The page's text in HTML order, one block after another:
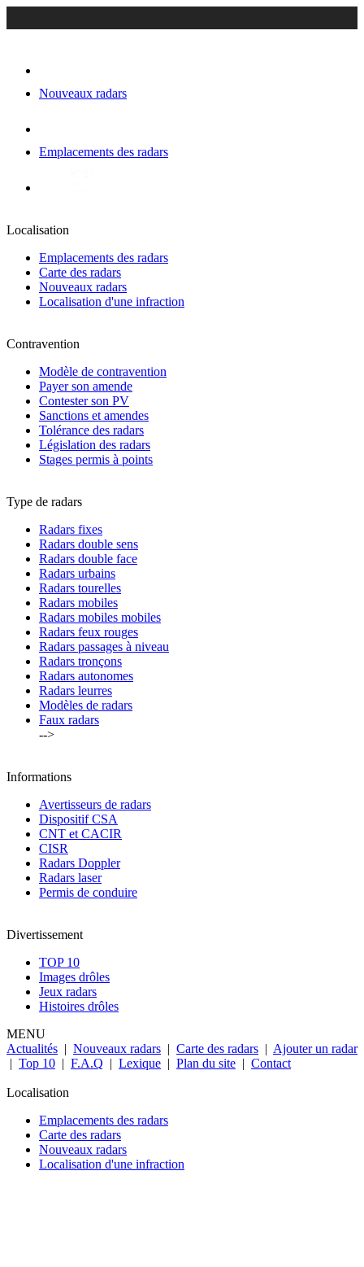
Nouveaux radars
Emplacements des radars
Localisation
Emplacements des radars
Carte des radars
Nouveaux radars
Localisation d'une infraction
Contravention
Modèle de contravention
Payer son amende
Contester son PV
Sanctions et amendes
Tolérance des radars
Législation des radars
Stages permis à points
Type de radars
Radars fixes
Radars double sens
Radars double face
Radars urbains
Radars tourelles
Radars mobiles
Radars mobiles mobiles
Radars feux rouges
Radars passages à niveau
Radars tronçons
Radars autonomes
Radars leurres
Modèles de radars
Faux radars
-->
Informations
Avertisseurs de radars
Dispositif CSA
CNT et CACIR
CISR
Radars Doppler
Radars laser
Permis de conduire
Divertissement
TOP 10
Images drôles
Jeux radars
Histoires drôles
MENU
Actualités | Nouveaux radars | Carte des radars | Ajouter un radar
| Top 10 | F.A.Q | Lexique | Plan du site | Contact
Localisation
Emplacements des radars
Carte des radars
Nouveaux radars
Localisation d'une infraction